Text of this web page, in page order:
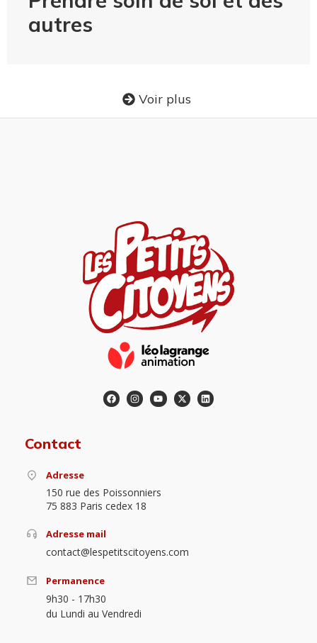
autres
Voir plus
Contact
Adresse
150 rue des Poissonniers
75 883 Paris cedex 18
Adresse mail
contact@lespetitscitoyens.com
Permanence
9h30 - 17h30
du Lundi au Vendredi